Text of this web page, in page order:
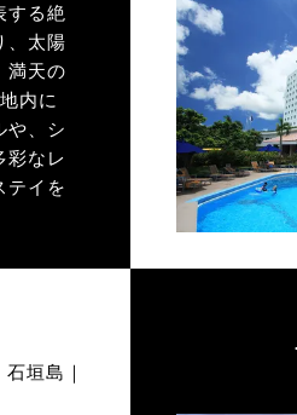
する絶
、太陽
満天の
内に
や、シ
彩なレ
テイを
石垣島｜